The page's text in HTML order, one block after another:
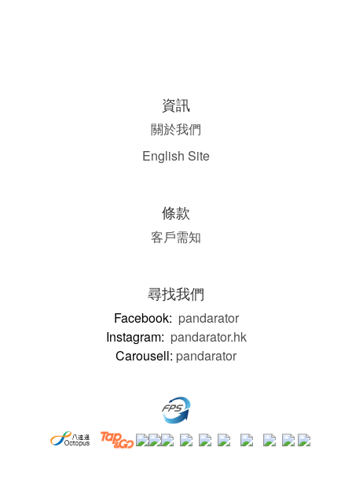
資訊
關於我們
English Site
條款
客戶需知
尋找我們
Facebook: pandarator
Instagram: pandarator.hk
Carousell: pandarator